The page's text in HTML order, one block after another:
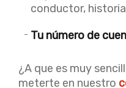
conductor,
Tu número de
¿A que es muy
meterte en nuestro